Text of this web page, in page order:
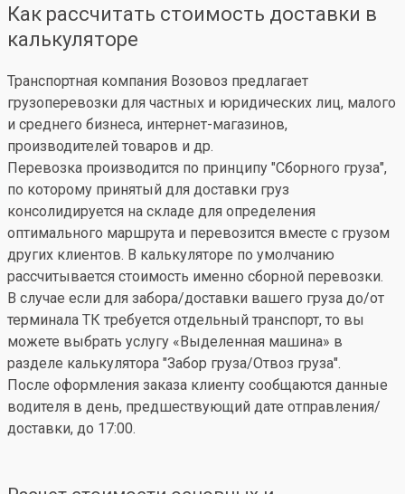
Как рассчитать стоимость доставки в
калькуляторе
Транспортная компания Возовоз предлагает
грузоперевозки для частных и юридических лиц, малого
и среднего бизнеса, интернет-магазинов,
производителей товаров и др.
Перевозка производится по принципу "Сборного груза",
по которому принятый для доставки груз
консолидируется на складе для определения
оптимального маршрута и перевозится вместе с грузом
других клиентов. В калькуляторе по умолчанию
рассчитывается стоимость именно сборной перевозки.
В случае если для забора/доставки вашего груза до/от
терминала ТК требуется отдельный транспорт, то вы
можете выбрать услугу «Выделенная машина» в
разделе калькулятора "Забор груза/Отвоз груза".
После оформления заказа клиенту сообщаются данные
водителя в день, предшествующий дате отправления/
доставки, до 17:00.